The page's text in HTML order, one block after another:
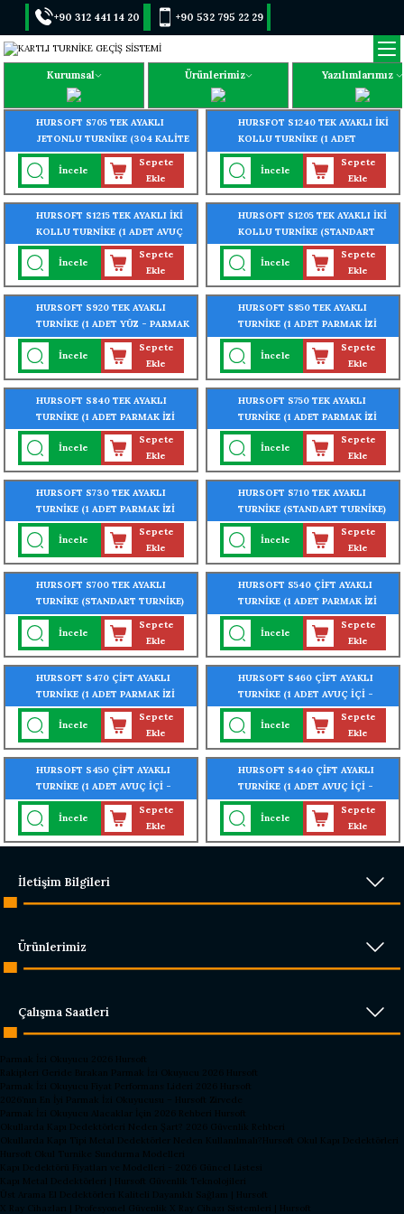
+90 312 441 14 20 +90 532 795 22 29
Kurumsal Ürünlerimiz Yazılımlarımız
HURSOFT S705 TEK AYAKLI
JETONLU TURNİKE (304 KALİTE
PASLANMAZ ÇELİK)
İncele
Sepete
Ekle
HURSFOT S1240 TEK AYAKLI İKİ
KOLLU TURNİKE (1 ADET
PARMAK İZİ OKUYUCU
TURNİKEYE MONTELİ)
İncele
Sepete
Ekle
HURSOFT S1215 TEK AYAKLI İKİ
KOLLU TURNİKE (1 ADET AVUÇ
İÇİ - PARMAK İZİ OKUYUCU
TURNİKEYE MONTELİ)
İncele
Sepete
Ekle
HURSOFT S1205 TEK AYAKLI İKİ
KOLLU TURNİKE (STANDART
TURNİKE) (304 KALİTE
PASLANMAZ ÇELİK)
İncele
Sepete
Ekle
HURSOFT S920 TEK AYAKLI
TURNİKE (1 ADET YÜZ - PARMAK
İZİ OKUYUCU TURNİKEYE
MONTELİ)
İncele
Sepete
Ekle
HURSOFT S850 TEK AYAKLI
TURNİKE (1 ADET PARMAK İZİ
OKUYUCU TURNİKEYE
MONTELİ)
İncele
Sepete
Ekle
HURSOFT S840 TEK AYAKLI
TURNİKE (1 ADET PARMAK İZİ
OKUYUCU TURNİKEYE
MONTELİ)
İncele
Sepete
Ekle
HURSOFT S750 TEK AYAKLI
TURNİKE (1 ADET PARMAK İZİ
OKUYUCU TURNİKEYE
MONTELİ)
İncele
Sepete
Ekle
HURSOFT S730 TEK AYAKLI
TURNİKE (1 ADET PARMAK İZİ
OKUYUCU TURNİKEYE
MONTELİ)
İncele
Sepete
Ekle
HURSOFT S710 TEK AYAKLI
TURNİKE (STANDART TURNİKE)
(304 KALİTE PASLANMAZ ÇELİK)
İncele
Sepete
Ekle
HURSOFT S700 TEK AYAKLI
TURNİKE (STANDART TURNİKE)
(304 KALİTE PASLANMAZ ÇELİK)
İncele
Sepete
Ekle
HURSOFT S540 ÇİFT AYAKLI
TURNİKE (1 ADET PARMAK İZİ
OKUYUCU TURNİKEYE
MONTELİ)
İncele
Sepete
Ekle
HURSOFT S470 ÇİFT AYAKLI
TURNİKE (1 ADET PARMAK İZİ
OKUYUCU TURNİKEYE
MONTELİ)
İncele
Sepete
Ekle
HURSOFT S460 ÇİFT AYAKLI
TURNİKE (1 ADET AVUÇ İÇİ -
PARMAK İZİ OKUYUCU
TURNİKEYE MONTELİ)
İncele
Sepete
Ekle
HURSOFT S450 ÇİFT AYAKLI
TURNİKE (1 ADET AVUÇ İÇİ -
PARMAK İZİ OKUYUCU
TURNİKEYE MONTELİ)
İncele
Sepete
Ekle
HURSOFT S440 ÇİFT AYAKLI
TURNİKE (1 ADET AVUÇ İÇİ -
PARMAK İZİ OKUYUCU
TURNİKEYE MONTELİ)
İncele
Sepete
Ekle
İletişim Bilgileri
Ürünlerimiz
Çalışma Saatleri
Parmak İzi Okuyucu 2026 Hursoft
Rakipleri Geride Bırakan Parmak İzi Okuyucu 2026 Hursoft
Parmak İzi Okuyucu Fiyat Performans Lideri 2026 Hursoft
2026’nın En İyi Parmak İzi Okuyucusu – Hursoft Zirvede
Parmak İzi Okuyucu Alacaklar İçin 2026 Rehberi Hursoft
Okullarda Kapı Dedektörleri Neden Şart? 2026 Güvenlik Rehberi
Okullarda Kapı Tipi Metal Dedektörler Neden Kullanılmalı?Hursoft Okul Kapı Dedektörleri
Hursoft Okul Turnike Sundurma Modelleri
Kapı Dedektörü Fiyatları ve Modelleri - 2026 Güncel Listesi
Kapı Metal Dedektörleri | Hursoft Güvenlik Teknolojileri
Üst Arama El Dedektörleri Kaliteli Dayanıklı Sağlam | Hursoft
X Ray Cihazları | Profesyonel Güvenlik X Ray Cihazı Sistemleri | Hursoft